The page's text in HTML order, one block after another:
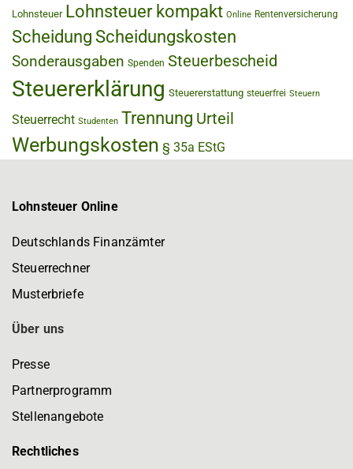
Lohnsteuer Lohnsteuer kompakt Online Rentenversicherung
Scheidung Scheidungskosten
Sonderausgaben Spenden Steuerbescheid
Steuererklärung Steuererstattung steuerfrei Steuern
Steuerrecht Studenten Trennung Urteil
Werbungskosten § 35a EStG
Lohnsteuer Online
Deutschlands Finanzämter
Steuerrechner
Musterbriefe
Über uns
Presse
Partnerprogramm
Stellenangebote
Rechtliches